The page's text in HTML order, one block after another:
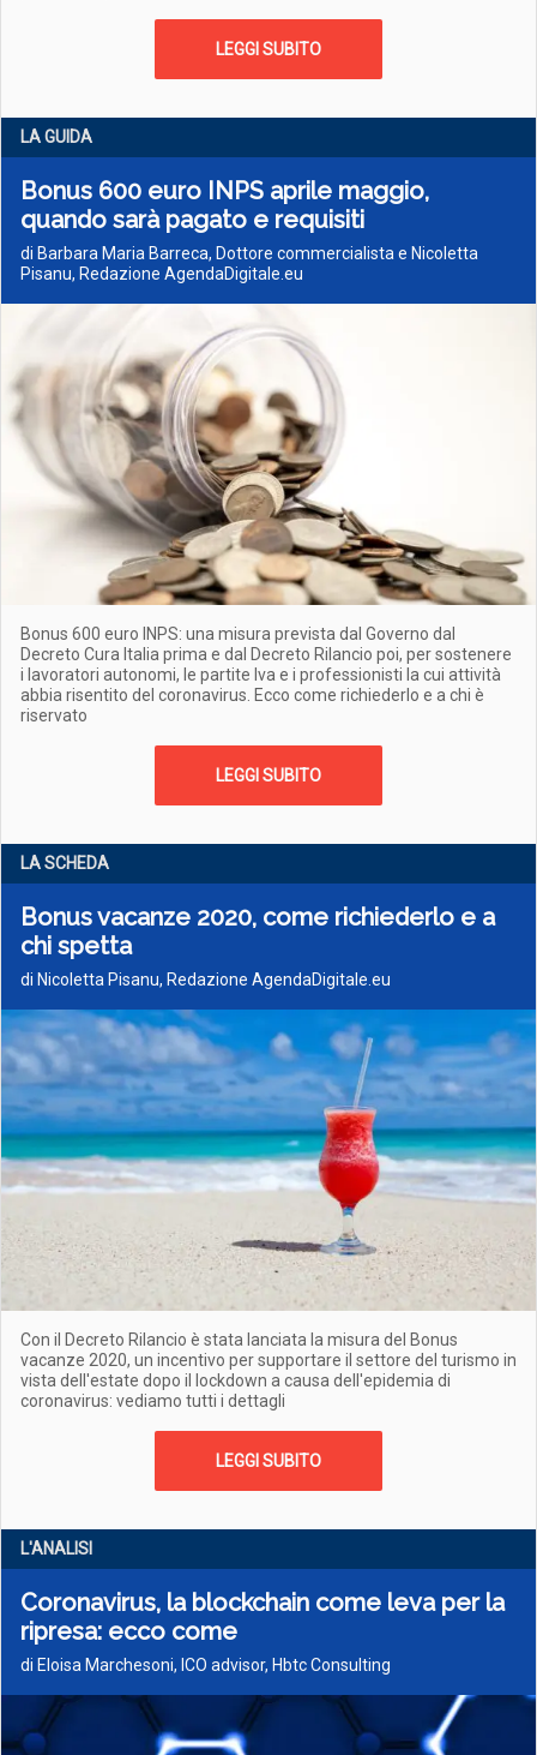
LEGGI SUBITO
LA GUIDA
Bonus 600 euro INPS aprile maggio,
quando sarà pagato e requisiti
di Barbara Maria Barreca, Dottore commercialista e Nicoletta
Pisanu, Redazione AgendaDigitale.eu
Bonus 600 euro INPS: una misura prevista dal Governo dal
Decreto Cura Italia prima e dal Decreto Rilancio poi, per sostenere
i lavoratori autonomi, le partite Iva e i professionisti la cui attività
abbia risentito del coronavirus. Ecco come richiederlo e a chi è
riservato
LEGGI SUBITO
LA SCHEDA
Bonus vacanze 2020, come richiederlo e a
chi spetta
di Nicoletta Pisanu, Redazione AgendaDigitale.eu
Con il Decreto Rilancio è stata lanciata la misura del Bonus
vacanze 2020, un incentivo per supportare il settore del turismo in
vista dell'estate dopo il lockdown a causa dell'epidemia di
coronavirus: vediamo tutti i dettagli
LEGGI SUBITO
L'ANALISI
Coronavirus, la blockchain come leva per la
ripresa: ecco come
di Eloisa Marchesoni, ICO advisor, Hbtc Consulting